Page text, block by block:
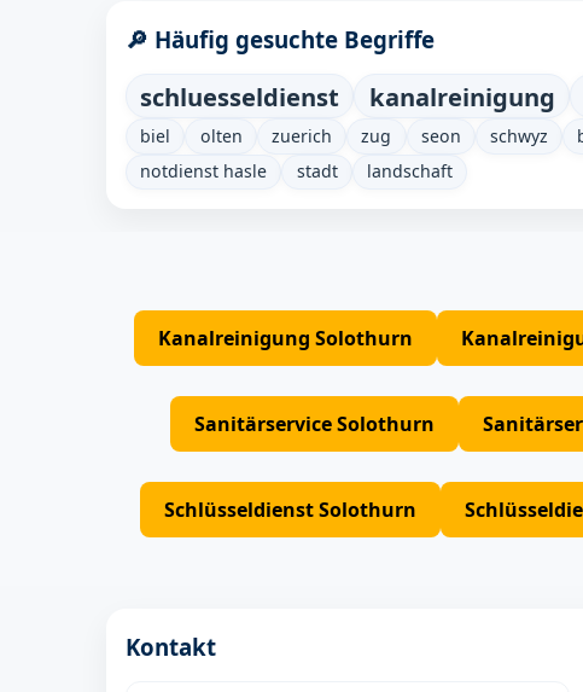
🔎 Häufig gesuchte Begriffe
schluesseldienst kanalreinigung
biel
olten zuerich zug seon schwyz
notdienst hasle
stadt landschaft
Kanalreinigung Solothurn
Sanitärservice Solothurn
Schlüsseldienst Solothurn
Kontakt